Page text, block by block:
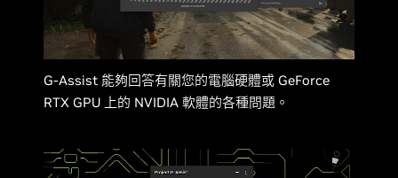
G-Assist 能夠回答有關您的電腦硬體或 GeForce
RTX GPU 上的 NVIDIA 軟體的各種問題。